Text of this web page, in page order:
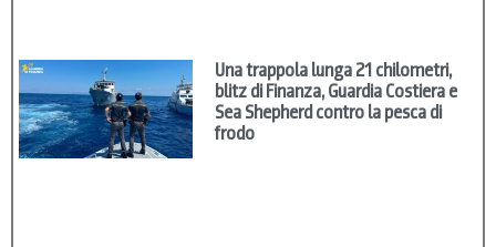
Una trappola lunga 21 chilometri,
blitz di Finanza, Guardia Costiera e
Sea Shepherd contro la pesca di
frodo